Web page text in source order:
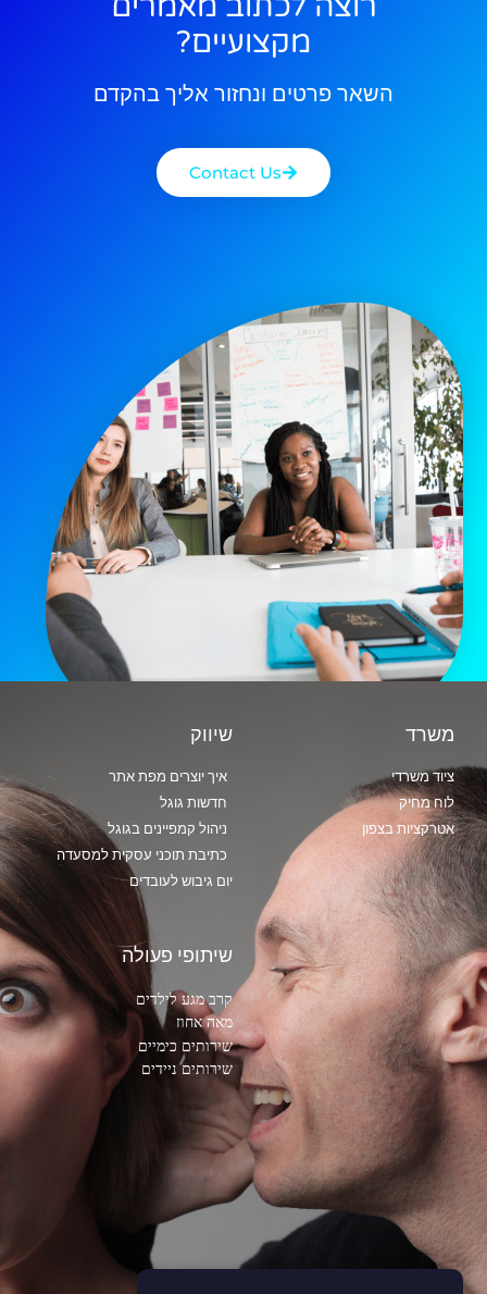
מקצועיים?
השאר פרטים ונחזור אליך בהקדם
Contact Us
משרד
ציוד משרדי
לוח מחיק
אטרקציות בצפון
שיווק
איך יוצרים מפת אתר
חדשות גוגל
ניהול קמפיינים בגוגל
כתיבת תוכני עסקית למסעדה
יום גיבוש לעובדים
שיתופי פעולה
קרב מגע לילדים
מאה אחוז
שירותים כימיים
שירותים ניידים
עקבו אחרינו